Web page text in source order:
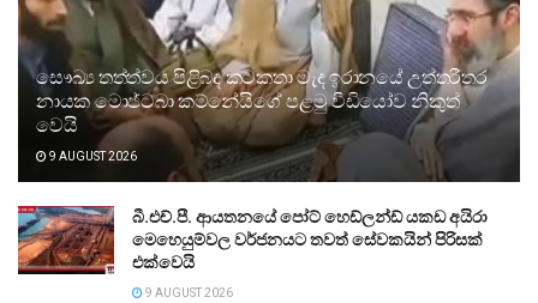
සෞඛ්‍ය තත්ත්වය පිළිබඳ කටකතා මැද ඉරානයේ උත්තරීතර
නායක මොජ්ටබා කම්නේයිගේ පළමු වීඩියෝව නිකුත්
වෙයි
9 AUGUST 2026
බී.එච්.පී. ආයතනයේ පෝට් හෙඩ්ලන්ඩ් යකඩ අයිරා
මෙහෙයුම්වල වර්ජනයට තවත් සේවකයින් පිරිසක්
එක්වෙයි
9 AUGUST 2026